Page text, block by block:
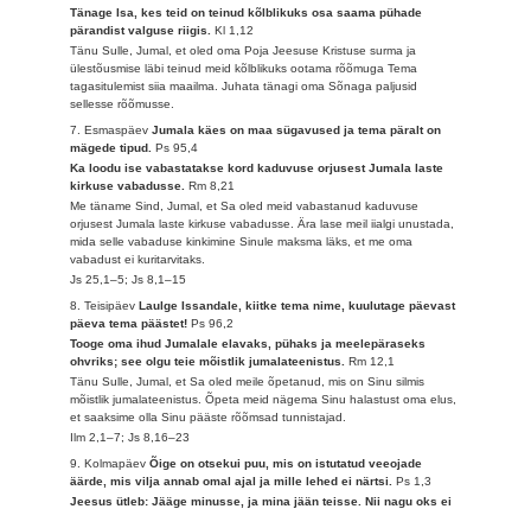
Tänage Isa, kes teid on teinud kõlblikuks osa saama pühade
pärandist valguse riigis.Kl 1,12
Tänu Sulle, Jumal, et oled oma Poja Jeesuse Kristuse surma ja
ülestõusmise läbi teinud meid kõlblikuks ootama rõõmuga Tema
tagasitulemist siia maailma. Juhata tänagi oma Sõnaga paljusid
sellesse rõõmusse.
7. EsmaspäevJumala käes on maa sügavused ja tema päralt on
mägede tipud.Ps 95,4
Ka loodu ise vabastatakse kord kaduvuse orjusest Jumala laste
kirkuse vabadusse.Rm 8,21
Me täname Sind, Jumal, et Sa oled meid vabastanud kaduvuse
orjusest Jumala laste kirkuse vabadusse. Ära lase meil iialgi unustada,
mida selle vabaduse kinkimine Sinule maksma läks, et me oma
vabadust ei kuritarvitaks.
Js 25,1–5; Js 8,1–15
8. TeisipäevLaulge Issandale, kiitke tema nime, kuulutage päevast
päeva tema päästet!Ps 96,2
Tooge oma ihud Jumalale elavaks, pühaks ja meelepäraseks
ohvriks; see olgu teie mõistlik jumalateenistus.Rm 12,1
Tänu Sulle, Jumal, et Sa oled meile õpetanud, mis on Sinu silmis
mõistlik jumalateenistus. Õpeta meid nägema Sinu halastust oma elus,
et saaksime olla Sinu pääste rõõmsad tunnistajad.
Ilm 2,1–7; Js 8,16–23
9. KolmapäevÕige on otsekui puu, mis on istutatud veeojade
äärde, mis vilja annab omal ajal ja mille lehed ei närtsi.Ps 1,3
Jeesus ütleb: Jääge minusse, ja mina jään teisse. Nii nagu oks ei